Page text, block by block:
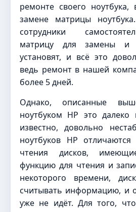
ремонте своего
замене матрицы
сотрудники
матрицу для замены и
установят, и всё это
ведь ремонт в нашей
более 5 дней.
Однако, описанные
ноутбуком HP это
известно, довольно
ноутбуков HP
чтения дисков,
функцию для чтения и
некоторого времени,
считывать информацию, и
уже не идёт. Для того,